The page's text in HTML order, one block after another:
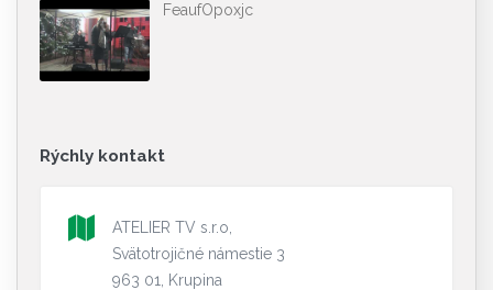
FeaufOpoxjc
Rýchly kontakt
ATELIER TV s.r.o,
Svätotrojičné námestie 3
963 01, Krupina